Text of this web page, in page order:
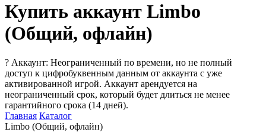
Купить аккаунт Limbo
(Общий, офлайн)
? Аккаунт: Неограниченный по времени, но не полный
доступ к цифробуквенным данным от аккаунта с уже
активированной игрой. Аккаунт арендуется на
неограниченный срок, который будет длиться не менее
гарантийного срока (14 дней).
Главная Каталог
Limbo (Общий, офлайн)